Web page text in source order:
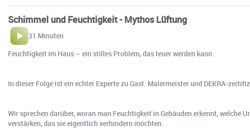
Schimmel und Feuchtigkeit - Mythos Lüftung
31 Minuten
Feuchtigkeit im Haus – ein stilles Problem, das teuer werden kann.
In dieser Folge ist ein echter Experte zu Gast: Malermeister und DEKRA-
Wir sprechen darüber, woran man Feuchtigkeit in Gebäuden erkennt,
verstärken, das sie eigentlich verhindern möchten.